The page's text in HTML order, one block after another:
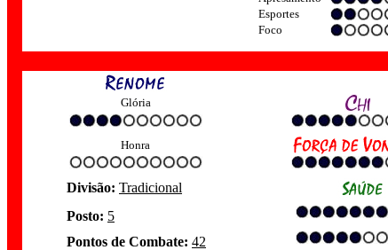
Esportes
Foco
Glória
Honra
Divisão: Tradicional
Posto: 5
Pontos de Combate: 42